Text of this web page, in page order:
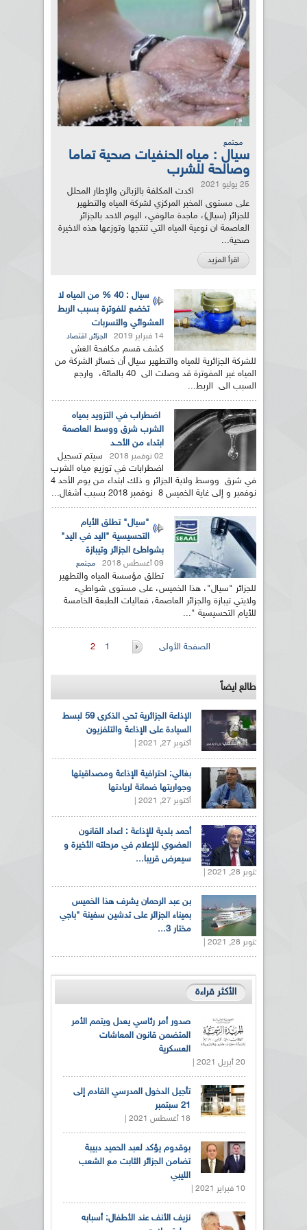
مجتمع
سيال : مياه الحنفيات صحية تماما
وصالحة للشرب
25 يوليو 2021
اكدت المكلفة بالزبائن والإطار المحلل
على مستوى المخبر المركزي لشركة المياه والتطهير
للجزائر (سيال)، ماجدة مالوفي، اليوم الاحد بالجزائر
العاصمة ان نوعية المياه التي تنتجها وتوزعها هذه الاخيرة
صحية...
اقرأ المزيد
سيال : 40 % من المياه لا
تخضع للفوترة بسبب الربط
العشوائي والتسربات
14 فبراير 2019 الجزائر, اقتصاد
كشف قسم مكافحة الغش
للشركة الجزائرية للمياه والتطهير سيال أن خسائر الشركة من
المياه غير المفوترة قد وصلت الى 40 بالمائة، وارجع
السبب الى الربط...
اضطراب في التزويد بمياه
الشرب شرق ووسط العاصمة
ابتداء من الأحــد
02 نوفمبر 2018
سيتم تسجيل
اضطرابات في توزيع مياه الشرب
في شرق ووسط ولاية الجزائر و ذلك ابتداء من يوم الأحد 4
نوفمبر و إلى غاية الخميس 8 نوفمبر 2018 بسبب أشغال...
"سيال" تطلق الأيام
التحسيسية "اليد في اليد"
بشواطئ الجزائر وتيبازة
09 أغسطس 2018 مجتمع
تطلق مؤسسة المياه والتطهير
للجزائر "سيال"، هذا الخميس، على مستوى شواطيء
ولايتي تيبازة والجزائر العاصمة، فعاليات الطبعة الخامسة
للأيام التحسيسية "...
الصفحاتالصفحة الأولى 1
2
طالع ايضاً
الإذاعة الجزائرية تحي الذكرى 59 لبسط
السيادة على الإذاعة والتلفزيون
أكتوبر 27, 2021 |
بغالي: احترافية الإذاعة ومصداقيتها
وجواريتها ضمانة لريادتها
أكتوبر 27, 2021 |
أحمد بلدية للإذاعة : اعداد القانون
العضوي للإعلام في مرحلته الأخيرة و
سيعرض قريبا...
أكتوبر 28, 2021 |
بن عبد الرحمان يشرف هذا الخميس
بميناء الجزائر على تدشين سفينة "باجي
مختار 3...
أكتوبر 28, 2021 |
الأكثر قراءة
صدور أمر رئاسي يعدل ويتمم الأمر
المتضمن قانون المعاشات
العسكرية
20 أبريل 2021 |
تأجيل الدخول المدرسي القادم إلى
21 سبتمبر
18 أغسطس 2021 |
بوقدوم يؤكد لعبد الحميد دبيبة
تضامن الجزائر الثابت مع الشعب
الليبي
10 فبراير 2021 |
نزيف الأنف عند الأطفال: أسبابه